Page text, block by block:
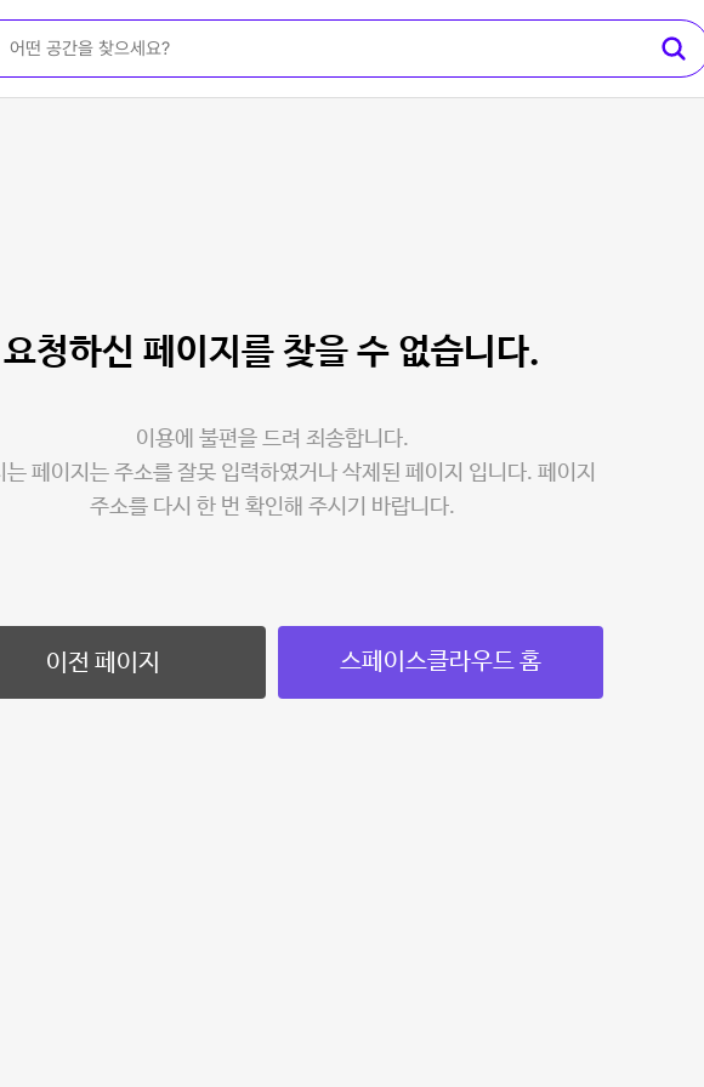
요청하신 페이지를 찾을 수 없습니다.
이용에 불편을 드려 죄송합니다.
는 페이지는 주소를 잘못 입력하였거나 삭제된 페이지 입니다. 페이지
주소를 다시 한 번 확인해 주시기 바랍니다.
이전 페이지 스페이스클라우드 홈